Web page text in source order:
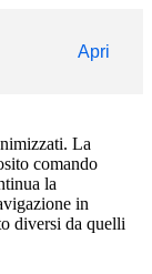
Apri
La
comando
la
in
diversi da quelli